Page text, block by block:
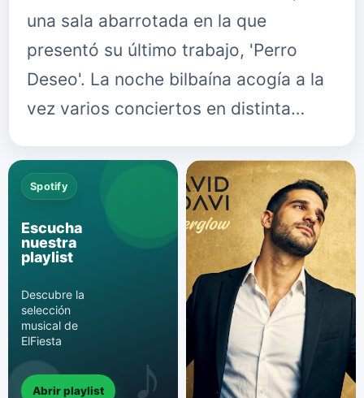
una sala abarrotada en la que
presentó su último trabajo, 'Perro
Deseo'. La noche bilbaína acogía a la
vez varios conciertos en distinta…
Spotify
Escucha
nuestra
playlist
Descubre la
selección
musical de
ElFiesta
Abrir playlist